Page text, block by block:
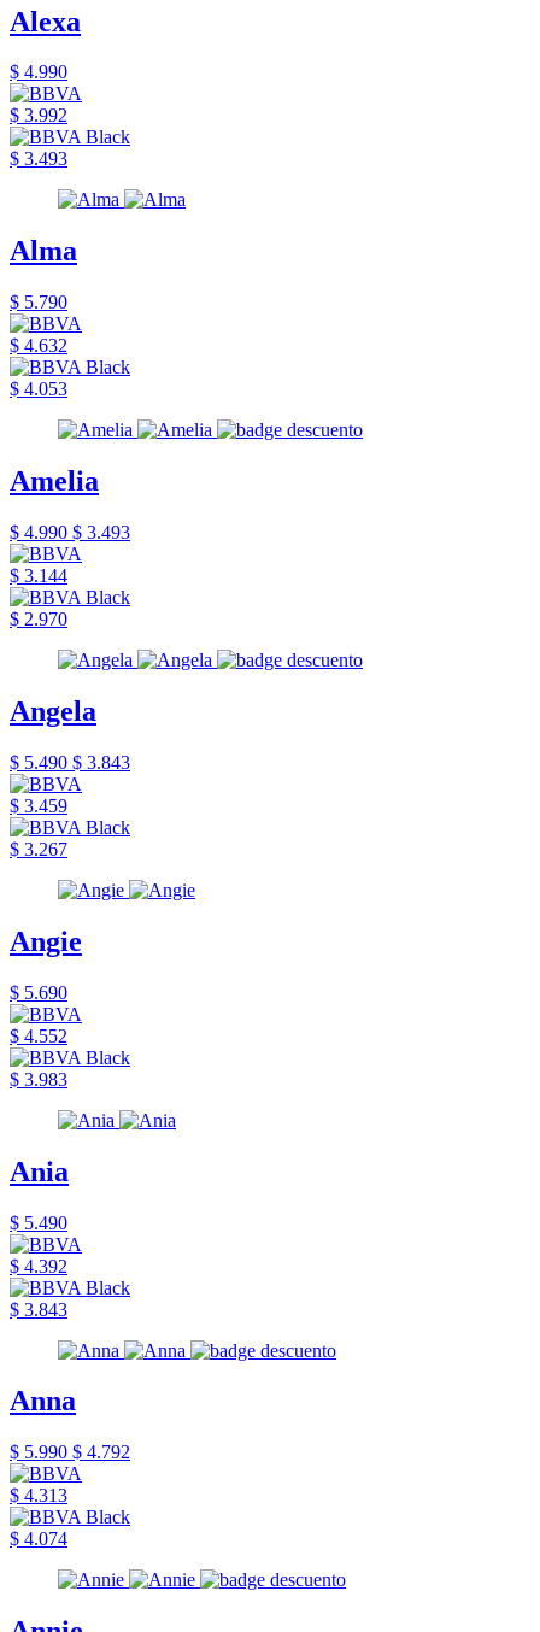
Alexa
$ 4.990
$ 3.992
$ 3.493
Alma
$ 5.790
$ 4.632
$ 4.053
Amelia
$ 4.990 $ 3.493
$ 3.144
$ 2.970
Angela
$ 5.490 $ 3.843
$ 3.459
$ 3.267
Angie
$ 5.690
$ 4.552
$ 3.983
Ania
$ 5.490
$ 4.392
$ 3.843
Anna
$ 5.990 $ 4.792
$ 4.313
$ 4.074